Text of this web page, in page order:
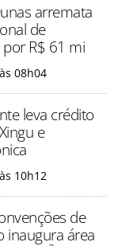
arremata
de
por R$ 61 mi
08h04
leva crédito
e
10h12
de
inaugura área